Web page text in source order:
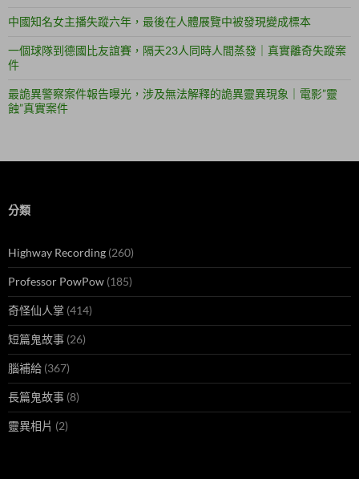
中國知名女主播失蹤六年，最後在人體展覽中被發現變成標本
一個球隊到德國比友誼賽，隔天23人同時人間蒸發｜真實離奇失蹤案
件
最詭異警察案件報告曝光，涉及無法解釋的詭異靈異現象｜電影”靈
蝕”真實案件
分類
Highway Recording (260)
Professor PowPow (185)
奇怪仙人掌 (414)
短篇鬼故事 (26)
腦補給 (367)
長篇鬼故事 (8)
靈異相片 (2)